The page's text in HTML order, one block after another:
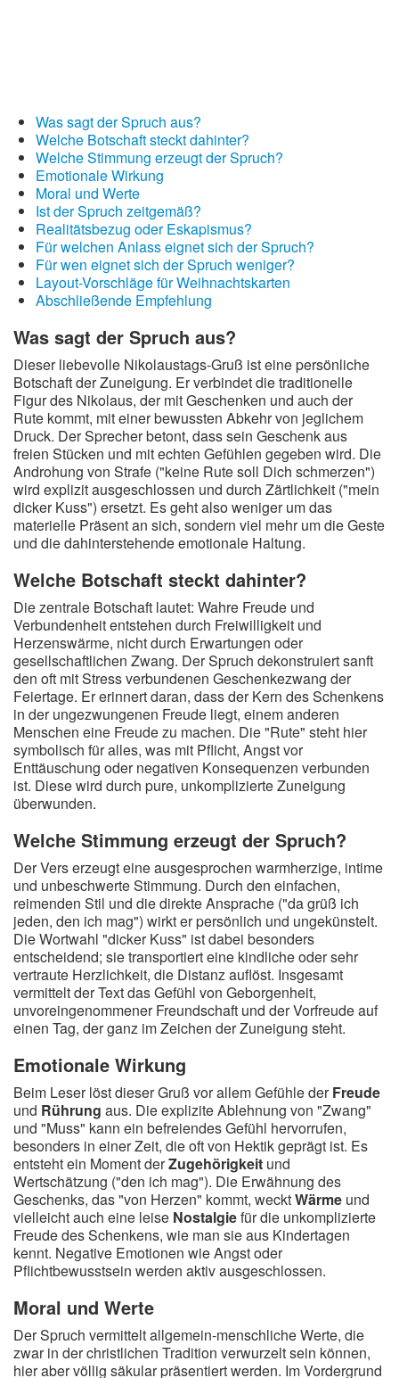
Was sagt der Spruch aus?
Welche Botschaft steckt dahinter?
Welche Stimmung erzeugt der Spruch?
Emotionale Wirkung
Moral und Werte
Ist der Spruch zeitgemäß?
Realitätsbezug oder Eskapismus?
Für welchen Anlass eignet sich der Spruch?
Für wen eignet sich der Spruch weniger?
Layout-Vorschläge für Weihnachtskarten
Abschließende Empfehlung
Was sagt der Spruch aus?
Dieser liebevolle Nikolaustags-Gruß ist eine persönliche
Botschaft der Zuneigung. Er verbindet die traditionelle
Figur des Nikolaus, der mit Geschenken und auch der
Rute kommt, mit einer bewussten Abkehr von jeglichem
Druck. Der Sprecher betont, dass sein Geschenk aus
freien Stücken und mit echten Gefühlen gegeben wird. Die
Androhung von Strafe ("keine Rute soll Dich schmerzen")
wird explizit ausgeschlossen und durch Zärtlichkeit ("mein
dicker Kuss") ersetzt. Es geht also weniger um das
materielle Präsent an sich, sondern viel mehr um die Geste
und die dahinterstehende emotionale Haltung.
Welche Botschaft steckt dahinter?
Die zentrale Botschaft lautet: Wahre Freude und
Verbundenheit entstehen durch Freiwilligkeit und
Herzenswärme, nicht durch Erwartungen oder
gesellschaftlichen Zwang. Der Spruch dekonstruiert sanft
den oft mit Stress verbundenen Geschenkezwang der
Feiertage. Er erinnert daran, dass der Kern des Schenkens
in der ungezwungenen Freude liegt, einem anderen
Menschen eine Freude zu machen. Die "Rute" steht hier
symbolisch für alles, was mit Pflicht, Angst vor
Enttäuschung oder negativen Konsequenzen verbunden
ist. Diese wird durch pure, unkomplizierte Zuneigung
überwunden.
Welche Stimmung erzeugt der Spruch?
Der Vers erzeugt eine ausgesprochen warmherzige, intime
und unbeschwerte Stimmung. Durch den einfachen,
reimenden Stil und die direkte Ansprache ("da grüß ich
jeden, den ich mag") wirkt er persönlich und ungekünstelt.
Die Wortwahl "dicker Kuss" ist dabei besonders
entscheidend; sie transportiert eine kindliche oder sehr
vertraute Herzlichkeit, die Distanz auflöst. Insgesamt
vermittelt der Text das Gefühl von Geborgenheit,
unvoreingenommener Freundschaft und der Vorfreude auf
einen Tag, der ganz im Zeichen der Zuneigung steht.
Emotionale Wirkung
Beim Leser löst dieser Gruß vor allem Gefühle derFreude
und Rührung aus. Die explizite Ablehnung von "Zwang"
und "Muss" kann ein befreiendes Gefühl hervorrufen,
besonders in einer Zeit, die oft von Hektik geprägt ist. Es
entsteht ein Moment derZugehörigkeit und
Wertschätzung ("den ich mag"). Die Erwähnung des
Geschenks, das "von Herzen" kommt, wecktWärme und
vielleicht auch eine leise Nostalgiefür die unkomplizierte
Freude des Schenkens, wie man sie aus Kindertagen
kennt. Negative Emotionen wie Angst oder
Pflichtbewusstsein werden aktiv ausgeschlossen.
Moral und Werte
Der Spruch vermittelt allgemein-menschliche Werte, die
zwar in der christlichen Tradition verwurzelt sein können,
hier aber völlig säkular präsentiert werden. Im Vordergrund